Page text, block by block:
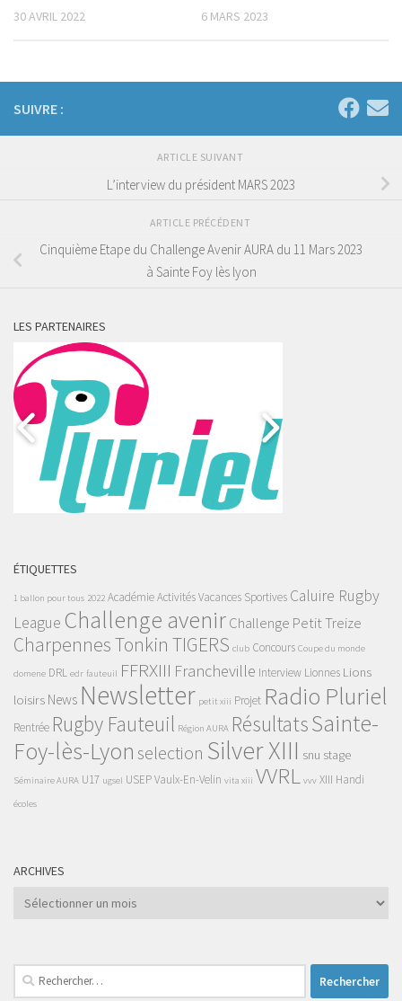
30 AVRIL 2022 6 MARS 2023
SUIVRE :
ARTICLE SUIVANT
L’interview du président MARS 2023
ARTICLE PRÉCÉDENT
Cinquième Etape du Challenge Avenir AURA du 11 Mars 2023
à Sainte Foy lès lyon
LES PARTENAIRES
ÉTIQUETTES
1 ballon pour tous 2022 AcadémieActivités Vacances Sportives Caluire Rugby
League Challenge avenirChallenge Petit Treize
Charpennes Tonkin TIGERS club Concours Coupe du monde
domene DRL edr fauteuil FFRXIII Francheville Interview Lionnes Lions
loisirs News Newsletter petit xiii Projet Radio Pluriel
Rentrée Rugby Fauteuil Région AURA RésultatsSainte-
Foy-lès-Lyon selection Silver XIII snu stage
Séminaire AURA U17 ugsel USEPVaulx-En-Velin vita xiii VVRL vvv XIII Handi
écoles
ARCHIVES
Archives
Rechercher :